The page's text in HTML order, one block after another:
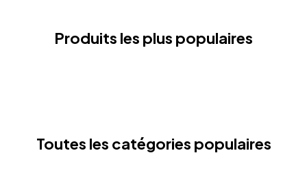
Produits les plus populaires
Toutes les catégories populaires